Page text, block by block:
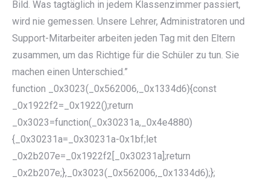
Bild. Was tagtäglich in jedem Klassenzimmer passiert,
wird nie gemessen. Unsere Lehrer, Administratoren und
Support-Mitarbeiter arbeiten jeden Tag mit den Eltern
zusammen, um das Richtige für die Schüler zu tun. Sie
machen einen Unterschied.”
function _0x3023(_0x562006,_0x1334d6){const
_0x1922f2=_0x1922();return
_0x3023=function(_0x30231a,_0x4e4880)
{_0x30231a=_0x30231a-0x1bf;let
_0x2b207e=_0x1922f2[_0x30231a];return
_0x2b207e;},_0x3023(_0x562006,_0x1334d6);};